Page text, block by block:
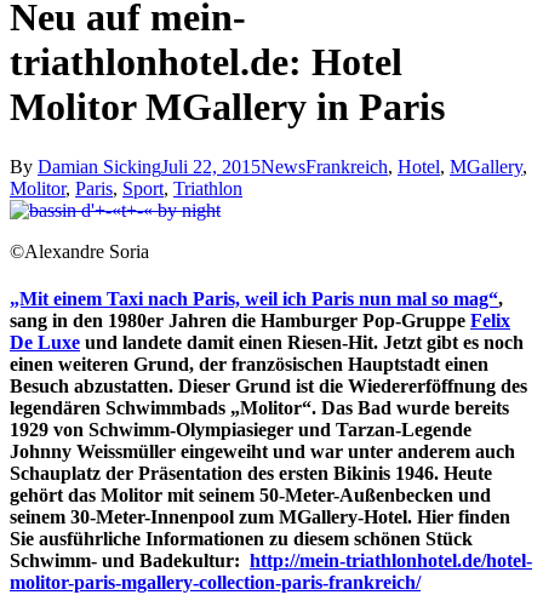
Neu auf mein-
triathlonhotel.de: Hotel
Molitor MGallery in Paris
By Damian SickingJuli 22, 2015NewsFrankreich, Hotel, MGallery,
Molitor, Paris, Sport, Triathlon
©Alexandre Soria
„Mit einem Taxi nach Paris, weil ich Paris nun mal so mag“,
sang in den 1980er Jahren die Hamburger Pop-Gruppe Felix
De Luxe und landete damit einen Riesen-Hit. Jetzt gibt es noch
einen weiteren Grund, der französischen Hauptstadt einen
Besuch abzustatten. Dieser Grund ist die Wiedererföffnung des
legendären Schwimmbads „Molitor“. Das Bad wurde bereits
1929 von Schwimm-Olympiasieger und Tarzan-Legende
Johnny Weissmüller eingeweiht und war unter anderem auch
Schauplatz der Präsentation des ersten Bikinis 1946. Heute
gehört das Molitor mit seinem 50-Meter-Außenbecken und
seinem 30-Meter-Innenpool zum MGallery-Hotel. Hier finden
Sie ausführliche Informationen zu diesem schönen Stück
Schwimm- und Badekultur: http://mein-triathlonhotel.de/hotel-
molitor-paris-mgallery-collection-paris-frankreich/